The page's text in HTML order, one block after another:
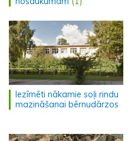
Iezīmēti nākamie soļi rindu
mazināšanai bērnudārzos